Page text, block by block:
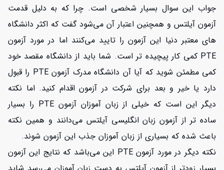
جواب این سوال بسیار شخصی است. چرا که به دلیل قدمت
آزمون آیلتس و همچنین اعتبار آن می‌شود گفت که اکثر دانشگاه
های معتبر دنیا این آزمون را تایید می‌کنند اما در مورد آزمون
PTE کمی کار پیچیده تر است. شما باید از دانشگاه مقصد خود
کمی مطمئن شوید که آیا آن دانشگاه مدرک آزمون PTE را قبول
دارد یا خیر و بعد برای شرکت در آزمون اقدام کنید. اما نکته
دیگر این است که خیلی از زبان آموزان آزمون PTE را بسیار
ساده تر از آزمون زبان انگلیسی آیلتس می‌دانند و همین نکته
باعث شده که بسیاری از زبان آموزان جذب این آزمون شوند.
نکته دیگر در مورد آزمون PTE این می‌باشد که نتایج این آزمون